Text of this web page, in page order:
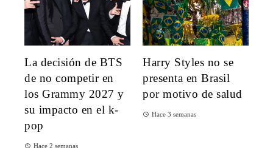
La decisión de BTS
de no competir en
los Grammy 2027 y
su impacto en el k-
pop
Hace 2 semanas
Harry Styles no se
presenta en Brasil
por motivo de salud
Hace 3 semanas